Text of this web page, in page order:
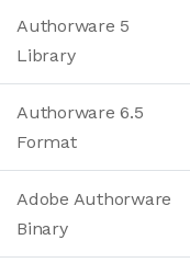
Authorware 5
Library
Authorware 6.5
Format
Adobe Authorware
Binary